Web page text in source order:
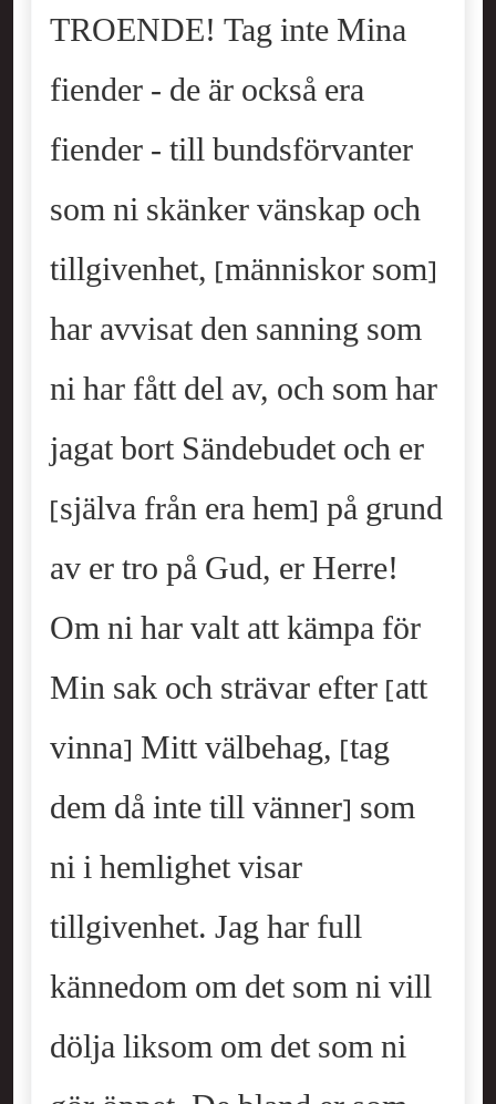
TROENDE! Tag inte Mina
fiender - de är också era
fiender - till bundsförvanter
som ni skänker vänskap och
tillgivenhet, [människor som]
har avvisat den sanning som
ni har fått del av, och som har
jagat bort Sändebudet och er
[själva från era hem] på grund
av er tro på Gud, er Herre!
Om ni har valt att kämpa för
Min sak och strävar efter [att
vinna] Mitt välbehag, [tag
dem då inte till vänner] som
ni i hemlighet visar
tillgivenhet. Jag har full
kännedom om det som ni vill
dölja liksom om det som ni